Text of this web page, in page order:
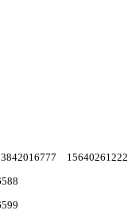
15640261222